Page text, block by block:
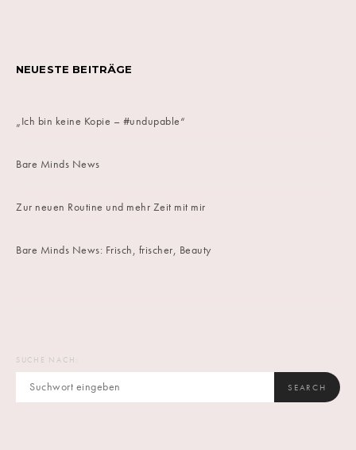
NEUESTE BEITRÄGE
„Ich bin keine Kopie – #undupable“
Bare Minds News
Zur neuen Routine und mehr Zeit mit mir
Bare Minds News: Frisch, frischer, Beauty
SUCHE NACH:
SEARCH